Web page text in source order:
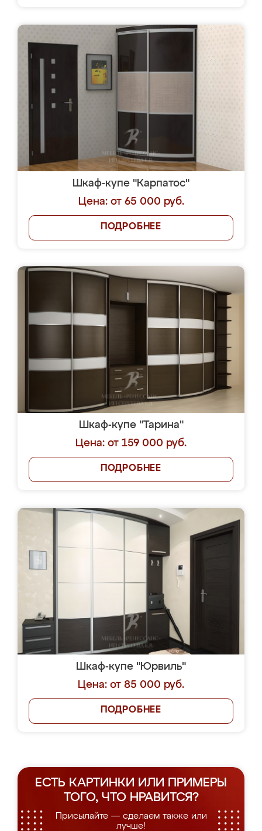
Шкаф-купе "Карпатос"
Цена: от 65 000 руб.
ПОДРОБНЕЕ
Шкаф-купе "Тарина"
Цена: от 159 000 руб.
ПОДРОБНЕЕ
Шкаф-купе "Юрвиль"
Цена: от 85 000 руб.
ПОДРОБНЕЕ
ЕСТЬ КАРТИНКИ ИЛИ ПРИМЕРЫ
ТОГО, ЧТО НРАВИТСЯ?
Присылайте — сделаем также или
лучше!